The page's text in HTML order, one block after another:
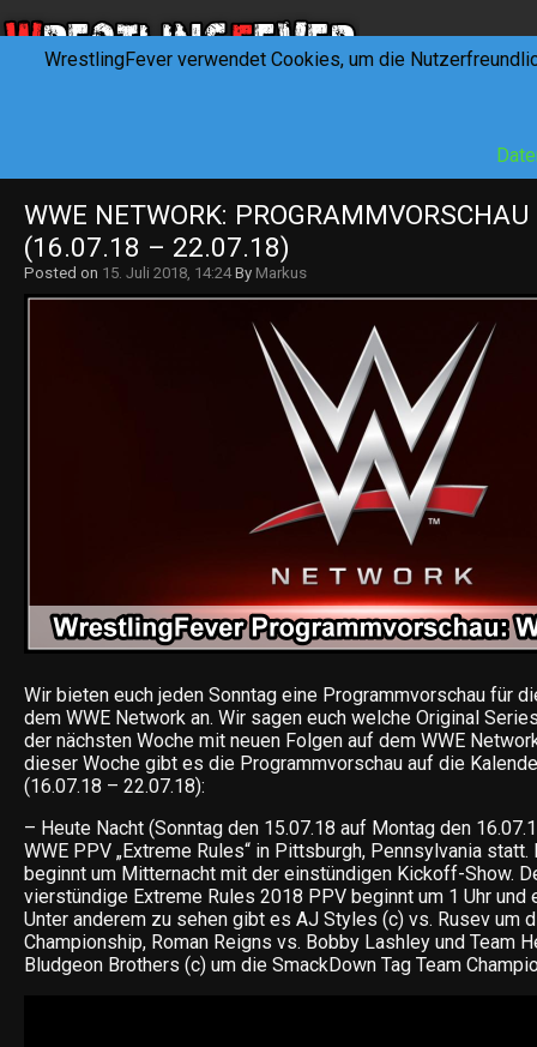
WWE NETWORK:
(16.07.18 – 22.07.18)
Posted on 15. Juli 2018, 14:24By Markus
Wir bieten euch jeden Sonntag eine Programmvorschau für
dem WWE Network an. Wir sagen euch welche Original
der nächsten Woche mit neuen Folgen auf dem WWE
dieser Woche gibt es die Programmvorschau auf die
(16.07.18 – 22.07.18):
– Heute Nacht (Sonntag den 15.07.18 auf Montag den
WWE PPV „Extreme Rules“ in Pittsburgh, Pennsylvania
beginnt um Mitternacht mit der einstündigen Kickoff-Show.
vierstündige Extreme Rules 2018 PPV beginnt um 1 Uhr und
Unter anderem zu sehen gibt es AJ Styles (c) vs. Rusev um
Championship, Roman Reigns vs. Bobby Lashley und Team
Bludgeon Brothers (c) um die SmackDown Tag Team
WrestlingFever verwendet Cookies, um die